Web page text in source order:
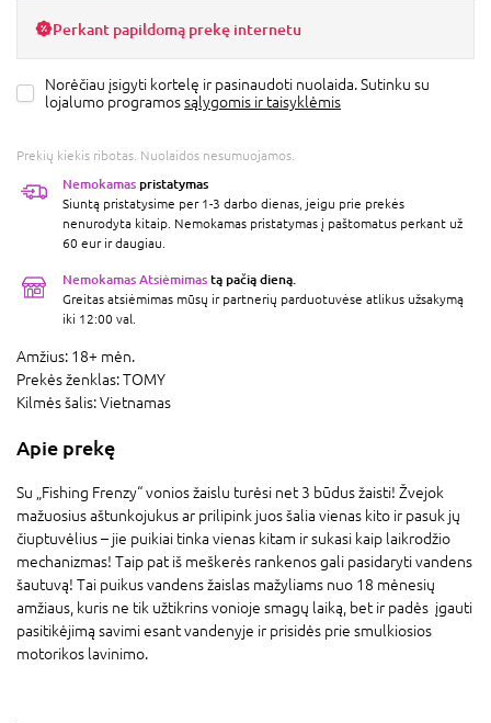
Perkant papildomą prekę internetu
Norėčiau įsigyti kortelę ir pasinaudoti nuolaida. Sutinku su
lojalumo programossąlygomis ir taisyklėmis
Prekių kiekis ribotas. Nuolaidos nesumuojamos.
Nemokamas pristatymas
Siuntą pristatysime per 1-3 darbo dienas, jeigu prie prekės
nenurodyta kitaip. Nemokamas pristatymas į paštomatus perkant už
60 eur ir daugiau.
Nemokamas Atsiėmimas tą pačią dieną.
Greitas atsiėmimas mūsų ir partnerių parduotuvėse atlikus užsakymą
iki 12:00 val.
Amžius: 18+ mėn.
Prekės ženklas:TOMY
Kilmės šalis:Vietnamas
Apie prekę
Su „Fishing Frenzy“ vonios žaislu turėsi net 3 būdus žaisti! Žvejok
mažuosius aštunkojukus ar prilipink juos šalia vienas kito ir pasuk jų
čiuptuvėlius – jie puikiai tinka vienas kitam ir sukasi kaip laikrodžio
mechanizmas! Taip pat iš meškerės rankenos gali pasidaryti vandens
šautuvą! Tai puikus vandens žaislas mažyliams nuo 18 mėnesių
amžiaus, kuris ne tik užtikrins vonioje smagų laiką, bet ir padės įgauti
pasitikėjimą savimi esant vandenyje ir prisidės prie smulkiosios
motorikos lavinimo.